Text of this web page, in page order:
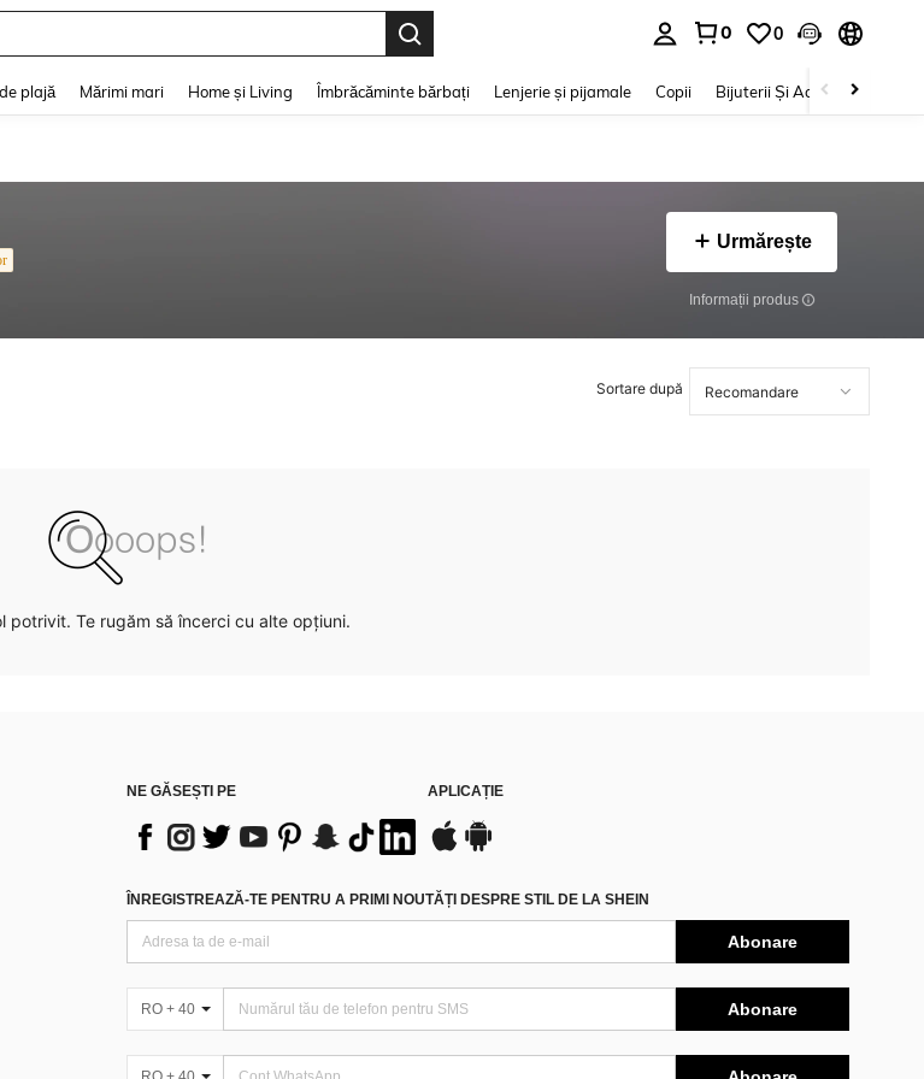
0 0
plajă Mărimi mari Home și Living Îmbrăcăminte bărbați Lenjerie și pijamale Copii Bijuterii Și Accesorii
Urmărește
Informații produs
Sortare după
potrivit. Te rugăm să încerci cu alte opțiuni.
NE GĂSEȘTI PE APLICAȚIE
ÎNREGISTREAZĂ-TE PENTRU A PRIMI NOUTĂȚI DESPRE STIL DE LA SHEIN
Abonare
RO + 40 Abonare